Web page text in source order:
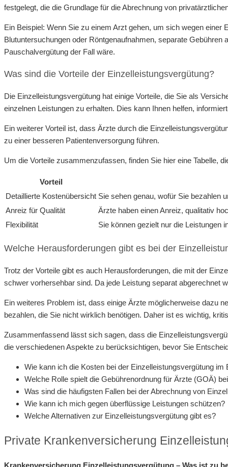
festgelegt, die die Grundlage für die Abrechnung von
Ein Beispiel: Wenn Sie zu einem Arzt gehen, um sich wegen
Blutuntersuchungen oder Röntgenaufnahmen, separate
Pauschalvergütung der Fall wäre.
Was sind die Vorteile der Einzelleistungsvergütung?
Die Einzelleistungsvergütung hat einige Vorteile, die Sie als
einzelnen Leistungen zu erhalten. Dies kann Ihnen helfen,
Ein weiterer Vorteil ist, dass Ärzte durch die
zu einer besseren Patientenversorgung führen.
Um die Vorteile zusammenzufassen, finden Sie hier eine Tabelle,
Vorteil
Detaillierte Kostenübersicht Sie sehen genau, wofür Sie bezahlen
Anreiz für Qualität
Ärzte haben einen Anreiz, qualitativ
Flexibilität
Sie können gezielt nur die Leistungen
Welche Herausforderungen gibt es bei der
Trotz der Vorteile gibt es auch Herausforderungen, die mit der
schwer vorhersehbar sind. Da jede Leistung separat abgerechnet
Ein weiteres Problem ist, dass einige Ärzte möglicherweise dazu
bezahlen, die Sie nicht wirklich benötigen. Daher ist es wichtig,
Zusammenfassend lässt sich sagen, dass die
die verschiedenen Aspekte zu berücksichtigen, bevor Sie
Wie kann ich die Kosten bei der Einzelleistungsvergütung im
Welche Rolle spielt die Gebührenordnung für Ärzte (GOÄ)
Was sind die häufigsten Fallen bei der Abrechnung von
Wie kann ich mich gegen überflüssige Leistungen schützen?
Welche Alternativen zur Einzelleistungsvergütung gibt es?
Private Krankenversicherung